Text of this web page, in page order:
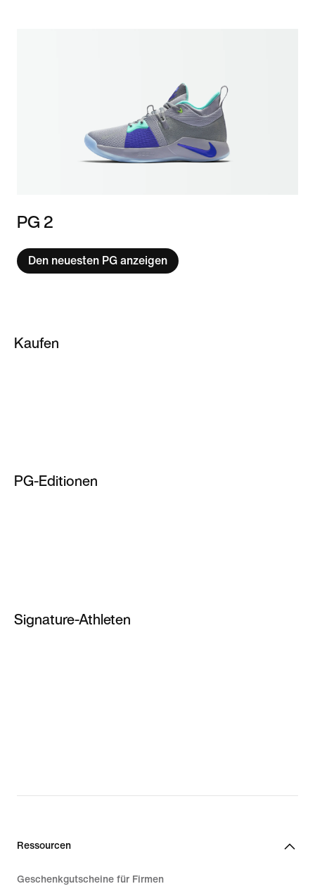
PG 2
Den neuesten PG anzeigen
Kaufen
PG-Editionen
PG 6
Signature-Athleten
Ressourcen
Geschenkgutscheine für Firmen